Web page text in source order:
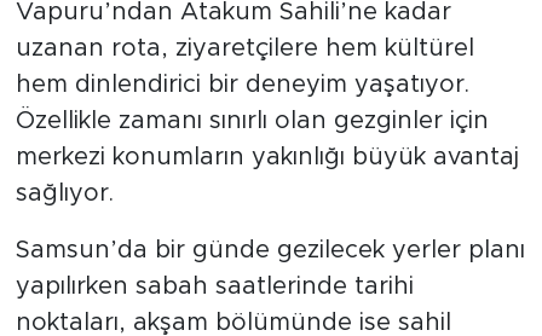
Vapuru’ndan Atakum Sahili’ne kadar
uzanan rota, ziyaretçilere hem kültürel
hem dinlendirici bir deneyim yaşatıyor.
Özellikle zamanı sınırlı olan gezginler için
merkezi konumların yakınlığı büyük avantaj
sağlıyor.
Samsun’da bir günde gezilecek yerler planı
yapılırken sabah saatlerinde tarihi
noktaları, akşam bölümünde ise sahil